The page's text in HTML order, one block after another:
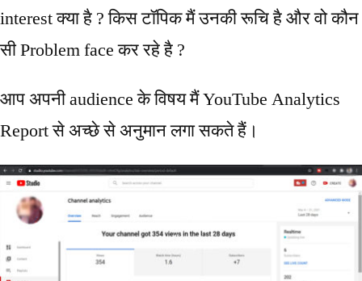
interest क्या है ? किस टॉपिक मैं उनकी रूचि है और वो कौन
सी Problem face कर रहे है ?
आप अपनी audience के विषय मैं YouTube Analytics
Report से अच्छे से अनुमान लगा सकते हैं।